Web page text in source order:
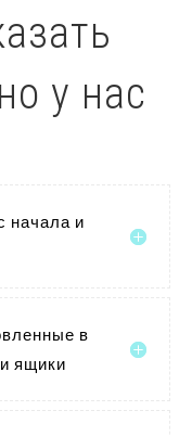
у нас
начала и
в
ящики